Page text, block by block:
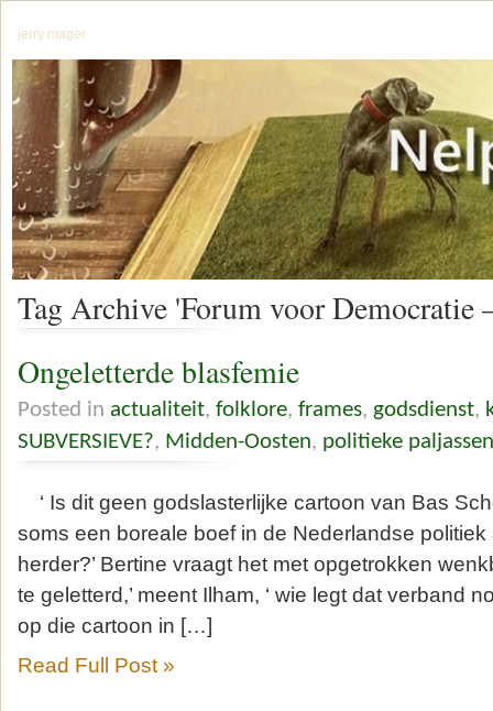
jerry mager
Tag Archive 'Forum voor Democratie
Ongeletterde blasfemie
Posted in actualiteit, folklore, frames, godsdienst,
SUBVERSIEVE?, Midden-Oosten, politieke paljassen
‘ Is dit geen godslasterlijke cartoon van Bas
soms een boreale boef in de Nederlandse
herder?’ Bertine vraagt het met opgetrokken
te geletterd,’ meent Ilham, ‘ wie legt dat verband
op die cartoon in […]
Read Full Post »